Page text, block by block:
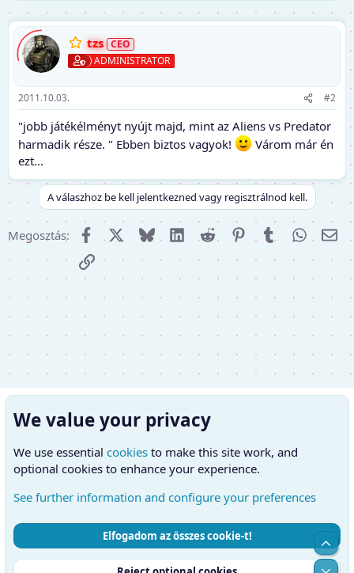
tzs
ADMINISTRATOR
2011.10.03. #2
"jobb játékélményt nyújt majd, mint az Aliens vs Predator
harmadik része. " Ebben biztos vagyok!
Várom már én
ezt...
A válaszhoz be kell jelentkezned vagy regisztrálnod kell.
Megosztás: FacebookX (Twitter)
Bluesky LinkedInReddit PinterestTumblr
E-
Link
Hungarian (HU)
Kapcsolatfelvétel
Feltételek és szabályok
Adatvédelmi szabályzat Súgó
We value your privacy
We use essential cookies to make this site work, and
optional cookies to enhance your experience.
See further information and configure your preferences
Elfogadom az összes cookie-t!
Top
Alul